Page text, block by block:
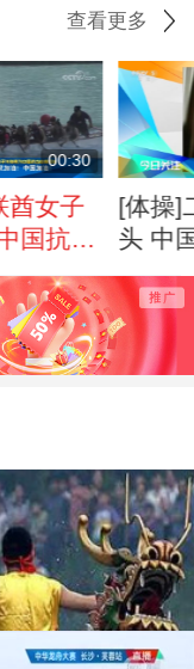
查看更多
00:30
酋女子
国抗击
[体操]
头 中
的